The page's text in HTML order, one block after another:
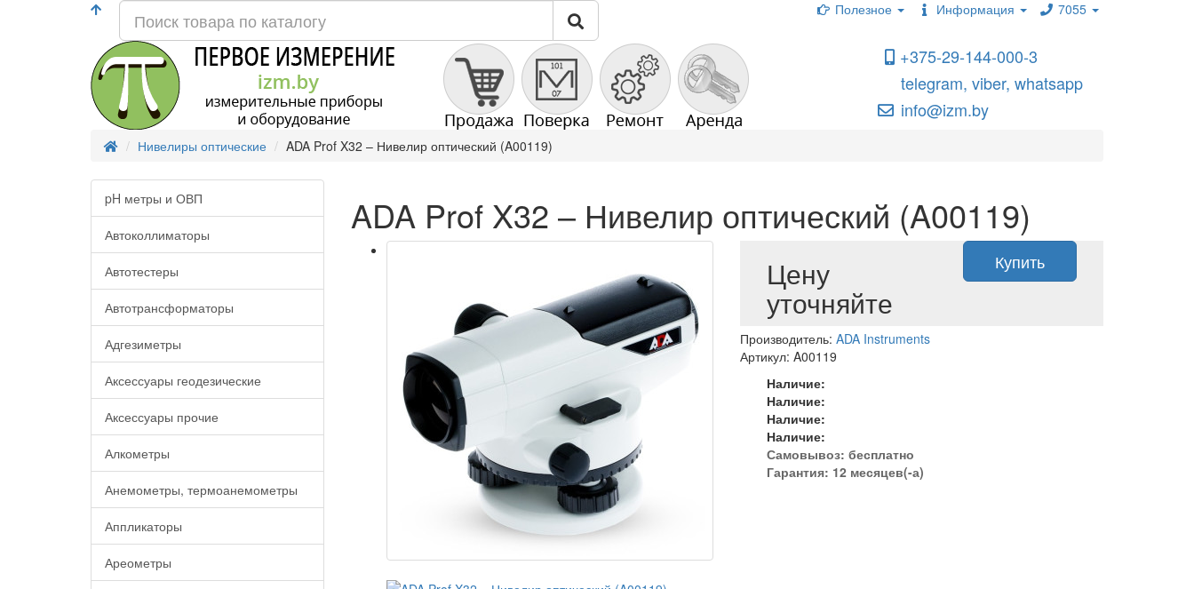
Полезное Информация 7055
+375-29-144-000-3
telegram, viber, whatsapp
info@izm.by
Нивелиры оптические ADA Prof X32 – Нивелир оптический (A00119)
pH метры и ОВП
Автоколлиматоры
Автотестеры
Автотрансформаторы
Адгезиметры
Аксессуары геодезические
Аксессуары прочие
Алкометры
Анемометры, термоанемометры
Аппликаторы
Ареометры
ADA Prof X32 – Нивелир оптический (A00119)
Цену
уточняйте
Купить
Производитель:ADA Instruments
Артикул: A00119
Наличие:
Наличие:
Наличие:
Наличие:
Самовывоз:бесплатно
Гарантия: 12 месяцев(-а)